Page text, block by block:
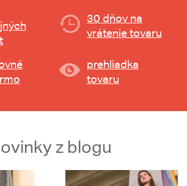
30 dňov na
vrátenie tovaru
prehliadka
tovaru
z blogu